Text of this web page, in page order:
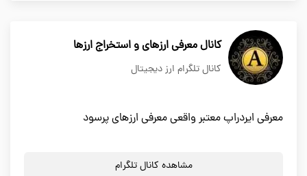
کانال معرفی ارزهای و استخراج ارزها
کانال تلگرام ارز دیجیتال
معرفی ایردراپ معتبر واقعی معرفی ارزهای پرسود
مشاهده کانال تلگرام